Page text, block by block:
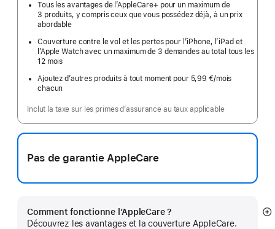
Tous les avantages de l’AppleCare+ pour un maximum de
3 produits, y compris ceux que vous possédez déjà, à un prix
abordable
Couverture contre le vol et les pertes pour l’iPhone, l’iPad et
l’Apple Watch avec un maximum de 3 demandes au total tous les
12 mois
Ajoutez d’autres produits à tout moment pour 5,99 €/mois
chacun
Inclut la taxe sur les primes d’assurance au taux applicable
Pas de garantie AppleCare
Comment fonctionne l’AppleCare ?
Découvrez les avantages et la couverture AppleCare.